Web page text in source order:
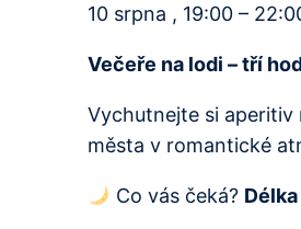
10 srpna , 19:00 –
Večeře na lodi – tří
Vychutnejte si aperitiv
města v romantické
Co vás čeká?